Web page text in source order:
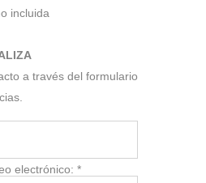
incluida
a través del formulario
electrónico: *